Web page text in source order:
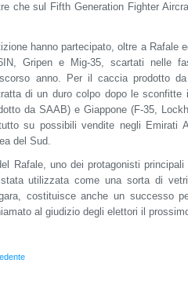
che sul Fifth Generation Fighter
hanno partecipato, oltre a Rafale
Gripen e Mig-35, scartati nelle
anno. Per il caccia prodotto
di un duro colpo dopo le sconfitte
da SAAB) e Giappone (F-35,
su possibili vendite negli Emirati
del Sud.
Rafale, uno dei protagonisti
utilizzata come una sorta di
costituisce anche un successo
al giudizio degli elettori il